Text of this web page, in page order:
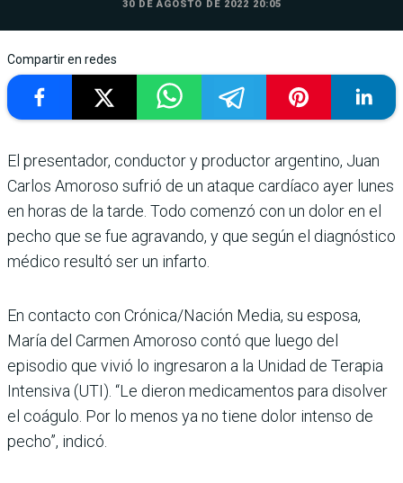
30 DE AGOSTO DE 2022 20:05
Compartir en redes
El presentador, conductor y productor argentino, Juan
Carlos Amoroso sufrió de un ataque cardíaco ayer lunes
en horas de la tarde. Todo comenzó con un dolor en el
pecho que se fue agravando, y que según el diagnóstico
médico resultó ser un infarto.
En contacto con Crónica/Nación Media, su esposa,
María del Carmen Amoroso contó que luego del
episodio que vivió lo ingresaron a la Unidad de Terapia
Intensiva (UTI). “Le dieron medicamentos para disolver
el coágulo. Por lo menos ya no tiene dolor intenso de
pecho”, indicó.